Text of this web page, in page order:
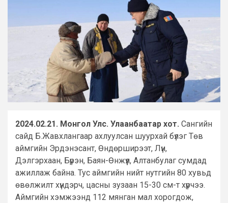
2024.02.21. Монгол Улс. Улаанбаатар хот. Сангийн
сайд Б.Жавхлангаар ахлуулсан шуурхай бүлэг Төв
аймгийн Эрдэнэсант, Өндөрширээт, Лүн,
Дэлгэрхаан, Бүрэн, Баян-Өнжүүл, Алтанбулаг сумдад
ажиллаж байна. Тус аймгийн нийт нутгийн 80 хувьд
өвөлжилт хүндэрч, цасны зузаан 15-30 см-т хүрчээ.
Аймгийн хэмжээнд 112 мянган мал хорогдож,